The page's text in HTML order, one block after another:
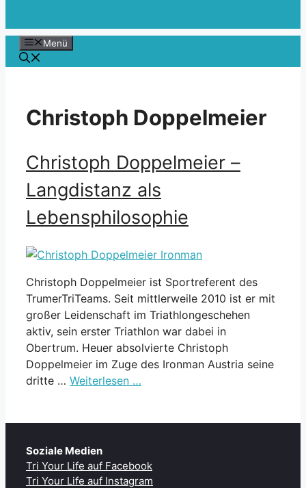
Menü
Christoph Doppelmeier
Christoph Doppelmeier –
Langdistanz als
Lebensphilosophie
Christoph Doppelmeier ist Sportreferent des
TrumerTriTeams. Seit mittlerweile 2010 ist er mit
großer Leidenschaft im Triathlongeschehen
aktiv, sein erster Triathlon war dabei in
Obertrum. Heuer absolvierte Christoph
Doppelmeier im Zuge des Ironman Austria seine
dritte … Weiterlesen …
Soziale Medien
Tri Your Life auf Facebook
Tri Your Life auf Instagram